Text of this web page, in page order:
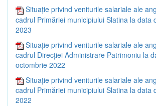
Situație privind veniturile salariale ale
cadrul Primăriei municipiului Slatina la data
2023
Situație privind veniturile salariale ale
cadrul Direcției Administrare Patrimoniu la
octombrie 2022
Situație privind veniturile salariale ale
cadrul Primăriei municipiului Slatina la data
2022